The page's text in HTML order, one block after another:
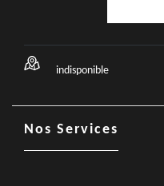
indisponible
Nos Services